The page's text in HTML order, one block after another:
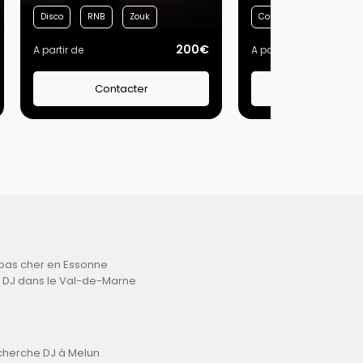
Disco RNB Zouk
A partir de 200€
Contacter
Country
A partir de
cher en Essonne
DJ dans le Val-de-Marne
DJ à Melun